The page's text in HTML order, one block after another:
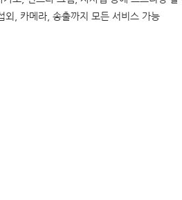
외, 카메라, 송출까지 모든 서비스 가능